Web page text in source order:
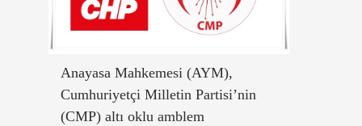
Anayasa Mahkemesi (AYM),
Cumhuriyetçi Milletin Partisi’nin
(CMP) altı oklu amblem